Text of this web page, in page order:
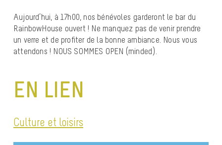
Aujourd’hui, à 17h00, nos bénévoles garderont le bar du
RainbowHouse ouvert ! Ne manquez pas de venir prendre
un verre et de profiter de la bonne ambiance. Nous vous
attendons ! NOUS SOMMES OPEN (minded).
EN LIEN
Culture et loisirs